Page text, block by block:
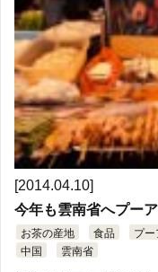
[2014.04.10]
今年も雲南省へプー
お茶の産地 食品 プ
中国
雲南省